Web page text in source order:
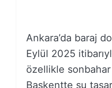
Ankara’da baraj
Eylül 2025
özellikle sonbahar
Başkentte su